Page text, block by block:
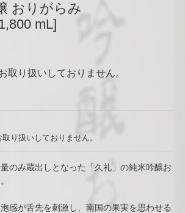
おりがらみ
mL]
取り扱いしておりません。
り扱いしておりません。
のみ蔵出しとなった「久礼」の純米吟醸お
感が舌先を刺激し、南国の果実を思わせる